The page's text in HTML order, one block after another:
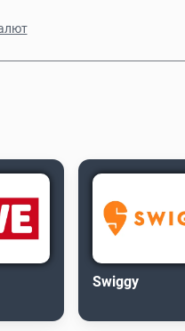
Swiggy